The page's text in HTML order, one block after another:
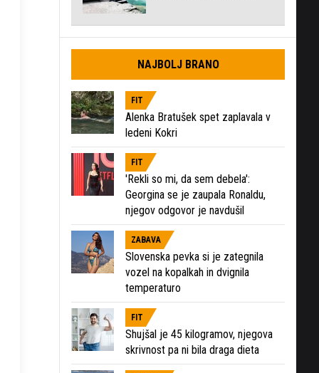
NAJBOLJ BRANO
FIT
Alenka Bratušek spet zaplavala v
ledeni Kokri
FIT
'Rekli so mi, da sem debela':
Georgina se je zaupala Ronaldu,
njegov odgovor je navdušil
ZABAVA
Slovenska pevka si je zategnila
vozel na kopalkah in dvignila
temperaturo
FIT
Shujšal je 45 kilogramov, njegova
skrivnost pa ni bila draga dieta